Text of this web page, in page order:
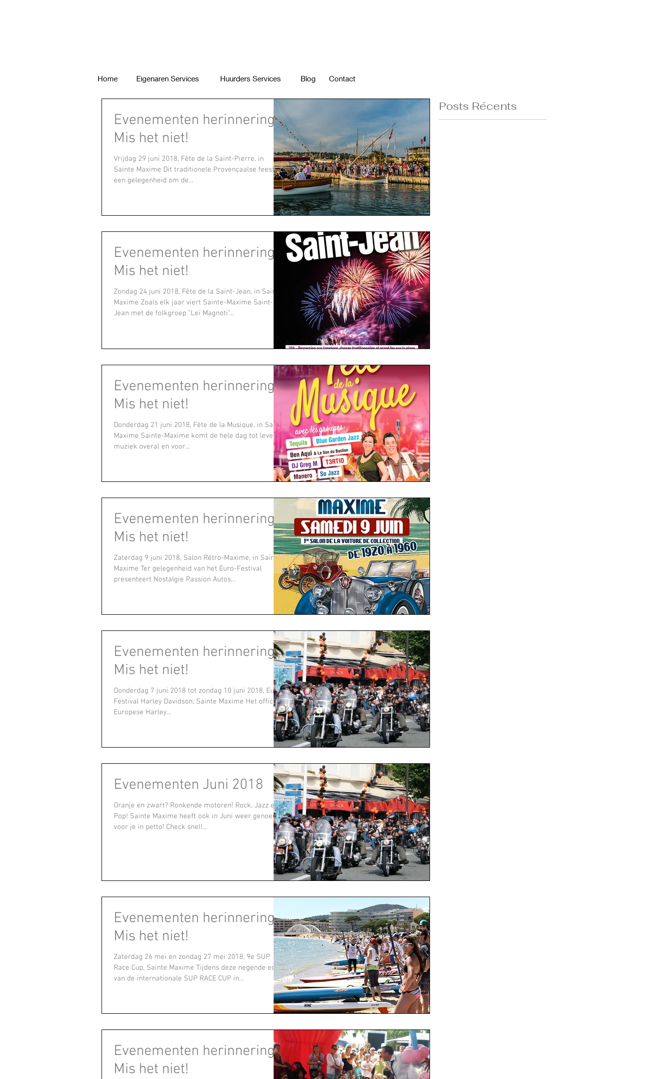
Home Eigenaren Services Huurders Services Blog Contact
Evenementen herinnering!
Mis het niet!
Vrijdag 29 juni 2018, Fête de la Saint-Pierre, in
Sainte Maxime Dit traditionele Provençaalse feest is
een gelegenheid om de...
Evenementen herinnering!
Mis het niet!
Zondag 24 juni 2018, Fête de la Saint-Jean, in Sainte
Maxime Zoals elk jaar viert Sainte-Maxime Saint-
Jean met de folkgroep "Leï Magnoti"...
Evenementen herinnering!
Mis het niet!
Donderdag 21 juni 2018, Fête de la Musique, in Sainte
Maxime Sainte-Maxime komt de hele dag tot leven ...
muziek overal en voor...
Evenementen herinnering!
Mis het niet!
Zaterdag 9 juni 2018, Salon Rétro-Maxime, in Sainte
Maxime Ter gelegenheid van het Euro-Festival
presenteert Nostalgie Passion Autos...
Evenementen herinnering!
Mis het niet!
Donderdag 7 juni 2018 tot zondag 10 juni 2018, Euro
Festival Harley Davidson, Sainte Maxime Het officiële
Europese Harley...
Evenementen Juni 2018
Oranje en zwart? Ronkende motoren! Rock, Jazz en
Pop! Sainte Maxime heeft ook in Juni weer genoeg
voor je in petto! Check snel!...
Evenementen herinnering!
Mis het niet!
Zaterdag 26 mei en zondag 27 mei 2018, 9e SUP
Race Cup, Sainte Maxime Tijdens deze negende editie
van de internationale SUP RACE CUP in...
Evenementen herinnering!
Mis het niet!
Posts Récents